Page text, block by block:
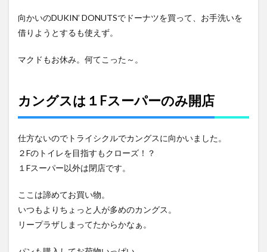
向かいのDUKIN’ DONUTSでドーナツを買って、お手洗いを
借りようとするも使えず。
マクドもお休み。何てこった～。
カングスは１Fスーパーのみ開店
仕方ないのでトライシクルでカングスに向かいました。
２Fのトイレを目指すもクローズ！？
１Fスーパー以外は閉店です。
ここは諦めてお買い物。
いつもよりちょっと人が多めのカングス。
リープラザしまってたからかなぁ。